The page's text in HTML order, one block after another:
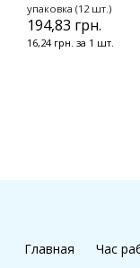
упаковка (12 шт.)
194,83 грн.
16,24 грн. за 1 шт.
Главная Час